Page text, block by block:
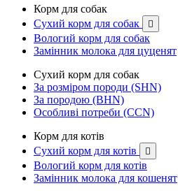
Корм для собак
Сухий корм для собак

Вологий корм для собак
Замінник молока для цуценят
Сухий корм для собак
За розміром породи (SHN)
За породою (BHN)
Особливі потреби (CCN)
Корм для котів
Сухий корм для котів

Вологий корм для котів
Замінник молока для кошенят